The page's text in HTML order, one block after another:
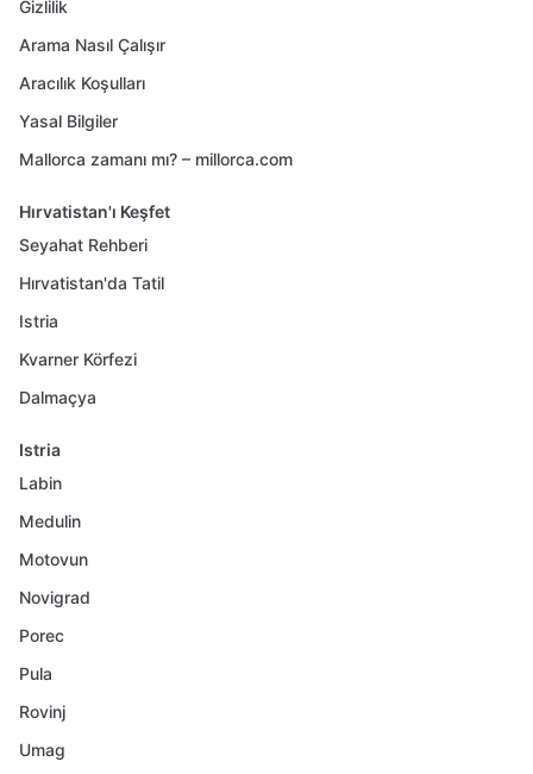
Gizlilik
Arama Nasıl Çalışır
Aracılık Koşulları
Yasal Bilgiler
Mallorca zamanı mı? – millorca.com
Hırvatistan'ı Keşfet
Seyahat Rehberi
Hırvatistan'da Tatil
Istria
Kvarner Körfezi
Dalmaçya
Istria
Labin
Medulin
Motovun
Novigrad
Porec
Pula
Rovinj
Umag